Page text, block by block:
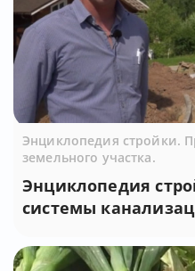
Энциклопедия стройки.
земельного участка.
Энциклопедия
системы